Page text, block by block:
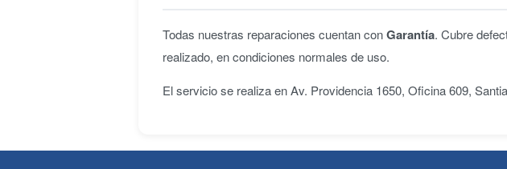
Todas nuestras reparaciones cuentan conGarantía. Cubre
realizado, en condiciones normales de uso.
El servicio se realiza en Av. Providencia 1650, Oficina 609,